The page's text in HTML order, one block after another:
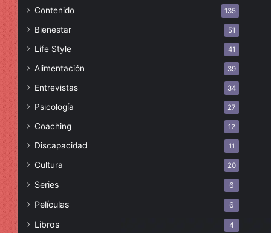
Contenido 135
Bienestar 51
Life Style 41
Alimentación 39
Entrevistas 34
Psicología 27
Coaching 12
Discapacidad 11
Cultura 20
Series 6
Películas 6
Libros 4